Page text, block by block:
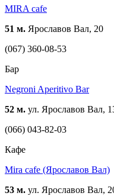
MIRA сafe
51 м. Ярославов Вал, 20
(067) 360-08-53
Бар
Negroni Aperitivo Bar
52 м. ул. Ярославов Вал,
(066) 043-82-03
Кафе
Mira cafe (Ярославов Вал)
53 м. ул. Ярославов Вал,